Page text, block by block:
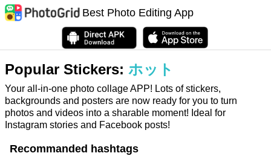
Best Photo Editing App
Popular Stickers: ホット
Your all-in-one photo collage APP! Lots of stickers,
backgrounds and posters are now ready for you to turn
photos and videos into a sharable moment! Ideal for
Instagram stories and Facebook posts!
Recommanded hashtags